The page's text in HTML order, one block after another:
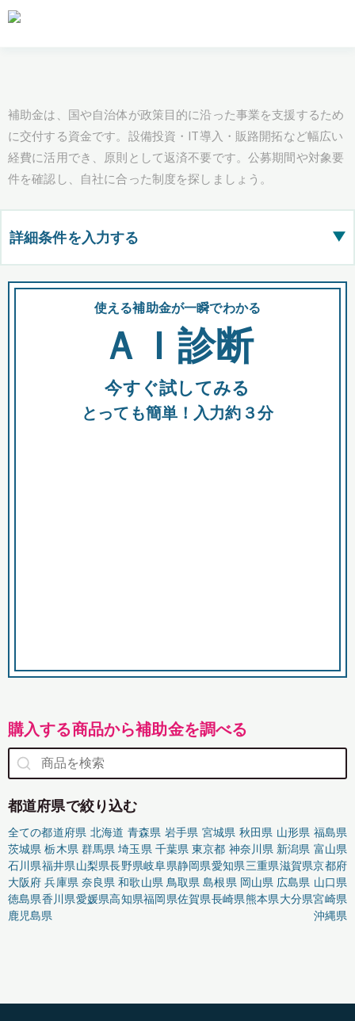
補助金は、国や自治体が政策目的に沿った事業を支援するため
に交付する資金です。設備投資・IT導入・販路開拓など幅広い
経費に活用でき、原則として返済不要です。公募期間や対象要
件を確認し、自社に合った制度を探しましょう。
詳細条件を入力する ▶
都道府県
全国の検索結果を含めて表示
助成金 融資 出資
使える補助金が一瞬でわかる
ＡＩ診断
今すぐ試してみる
とっても簡単！入力約３分
購入する商品から補助金を調べる
都道府県で絞り込む
全ての都道府県 北海道 青森県 岩手県 宮城県 秋田県 山形県 福島県
茨城県 栃木県 群馬県 埼玉県 千葉県 東京都 神奈川県 新潟県 富山県
石川県福井県山梨県長野県岐阜県静岡県愛知県三重県滋賀県京都府
大阪府 兵庫県 奈良県 和歌山県 鳥取県 島根県 岡山県 広島県 山口県
徳島県香川県愛媛県高知県福岡県佐賀県長崎県熊本県大分県宮崎県
鹿児島県
沖縄県